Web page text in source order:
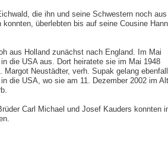
die ihn und seine Schwestern noch aus
konnten, überlebten bis auf seine Cousine
aus Holland zunächst nach England. Im Mai
die USA aus. Dort heiratete sie im Mai 1948
Margot Neustädter, verh. Supak gelang
die USA, wo sie am 11. Dezember 2002 im
Carl Michael und Josef Kauders konnten